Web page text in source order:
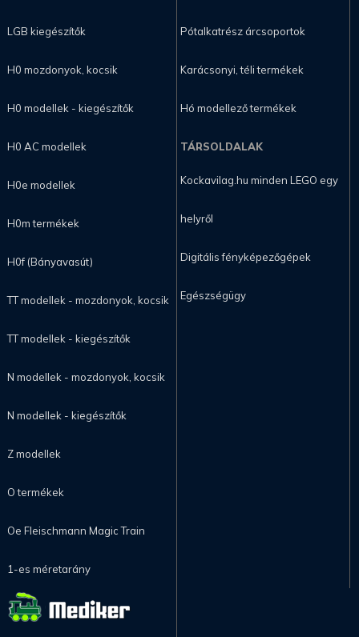
LGB kiegészítők
H0 mozdonyok, kocsik
H0 modellek - kiegészítők
H0 AC modellek
H0e modellek
H0m termékek
H0f (Bányavasút)
TT modellek - mozdonyok, kocsik
TT modellek - kiegészítők
N modellek - mozdonyok, kocsik
N modellek - kiegészítők
Z modellek
O termékek
Oe Fleischmann Magic Train
1-es méretarány
Pótalkatrész árcsoportok
Karácsonyi, téli termékek
Hó modellező termékek
TÁRSOLDALAK
Kockavilag.hu minden LEGO egy
helyről
Digitális fényképezőgépek
Egészségügy